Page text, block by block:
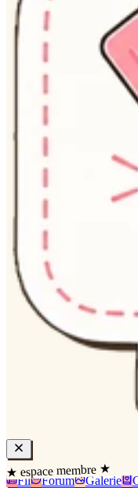
★ espace membre ★
Fil Forum Galerie